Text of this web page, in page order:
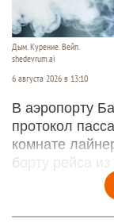
Дым. Курение. Вейп.
shedevrum.ai
6 августа 2026 в 13:10
В аэропорту
протокол
комнате
борту рейса из